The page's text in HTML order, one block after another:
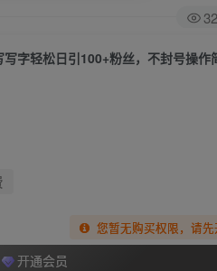
您暂无购买权限，请先
开通会员